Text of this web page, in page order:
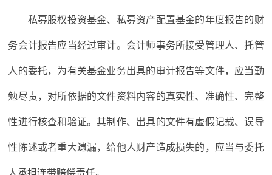
私募股权投资基金、私募资产配置基金的年度报告的财
务会计报告应当经过审计。会计师事务所接受管理人、托管
人的委托，为有关基金业务出具的审计报告等文件，应当勤
勉尽责，对所依据的文件资料内容的真实性、准确性、完整
性进行核查和验证。其制作、出具的文件有虚假记载、误导
性陈述或者重大遗漏，给他人财产造成损失的，应当与委托
人承担连带赔偿责任。